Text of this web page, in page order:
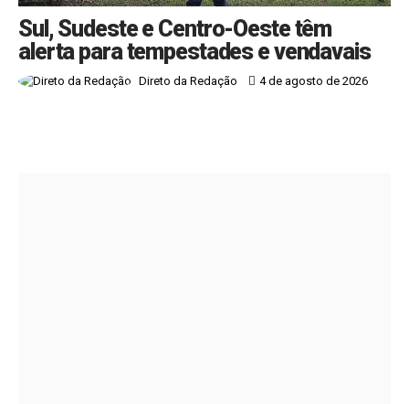
Sul, Sudeste e Centro-Oeste têm
alerta para tempestades e vendavais
Direto da Redação 4 de agosto de 2026